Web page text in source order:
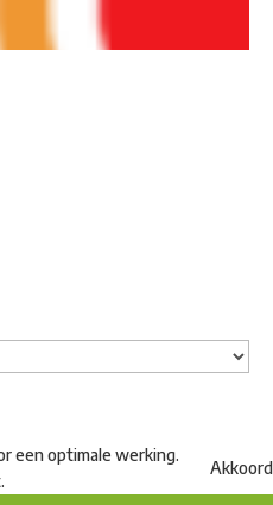
een optimale werking.
.
Akkoord